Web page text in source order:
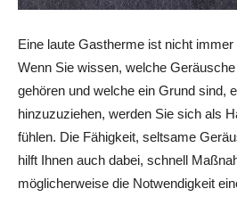
Eine laute Gastherme ist nicht
Wenn Sie wissen, welche
gehören und welche ein Grund sind,
hinzuzuziehen, werden Sie sich als
fühlen. Die Fähigkeit, seltsame
hilft Ihnen auch dabei, schnell
möglicherweise die Notwendigkeit